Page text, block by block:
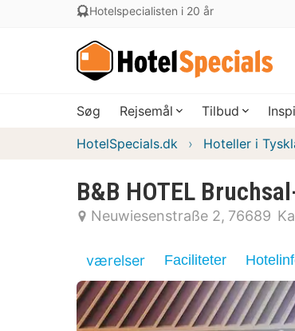
Hotelspecialisten i 20 år
Søg Rejsemål Tilbud
HotelSpecials.dk Hoteller i
B&B HOTEL
Neuwiesenstraße 2 76689
værelser Faciliteter